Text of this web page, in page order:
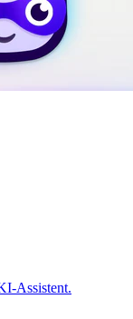
Assistent.